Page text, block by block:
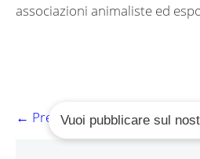
associazioni animaliste ed
Navigazione
articolo
← Precedente Pagina
1 Pagina
2
Vuoi pubblicare sul